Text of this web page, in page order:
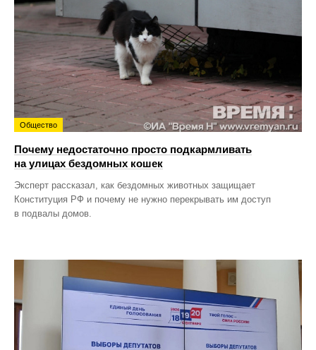
Общество
Почему недостаточно просто подкармливать
на улицах бездомных кошек
Эксперт рассказал, как бездомных животных защищает
Конституция РФ и почему не нужно перекрывать им доступ
в подвалы домов.